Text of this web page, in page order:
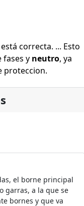
correcta. ... Esto
fases y neutro, ya
proteccion.
el borne principal
garras, a la que se
bornes y que va